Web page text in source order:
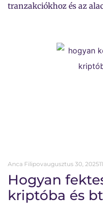
tranzakciókhoz és az
Anca Filipovaugusztus 30, 2025
Hogyan
kriptóba és